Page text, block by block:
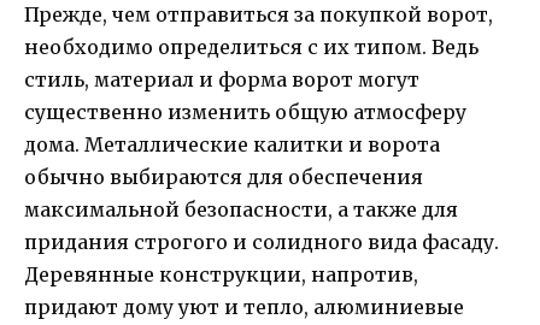
Прежде, чем отправиться за покупкой ворот,
необходимо определиться с их типом. Ведь
стиль, материал и форма ворот могут
существенно изменить общую атмосферу
дома. Металлические калитки и ворота
обычно выбираются для обеспечения
максимальной безопасности, а также для
придания строгого и солидного вида фасаду.
Деревянные конструкции, напротив,
придают дому уют и тепло, алюминиевые